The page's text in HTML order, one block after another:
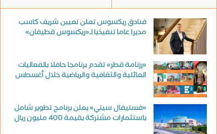
فنادق ريكسوس تعلن تعيين شريف كاسب
مديرا عاما تنفيذيا لـ«ريكسوس قطيفان»
«رزنامة قطر» تقدم برنامجا حافلا بالفعاليات
العائلية والثقافية والرياضية خلال أغسطس
«فستيفال سيتي» يعلن برنامج تطوير شامل
باستثمارات مشتركة بقيمة 400 مليون ريال